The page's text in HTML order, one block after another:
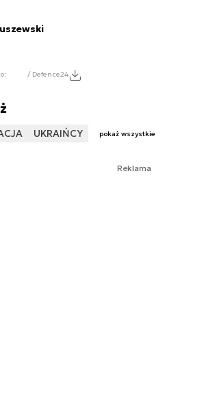
/ Defence24
UKRAIŃCY pokaż wszystkie
Reklama